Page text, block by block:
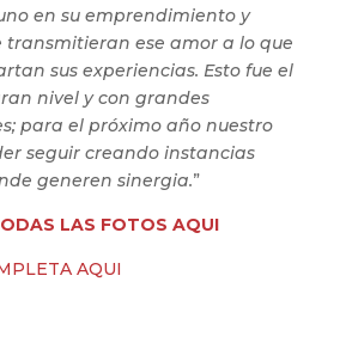
en su emprendimiento y
transmitieran ese amor a lo que
sus experiencias. Esto fue el
nivel y con grandes
para el próximo año nuestro
seguir creando instancias
generen sinergia.”
LAS FOTOS AQUI
AQUI